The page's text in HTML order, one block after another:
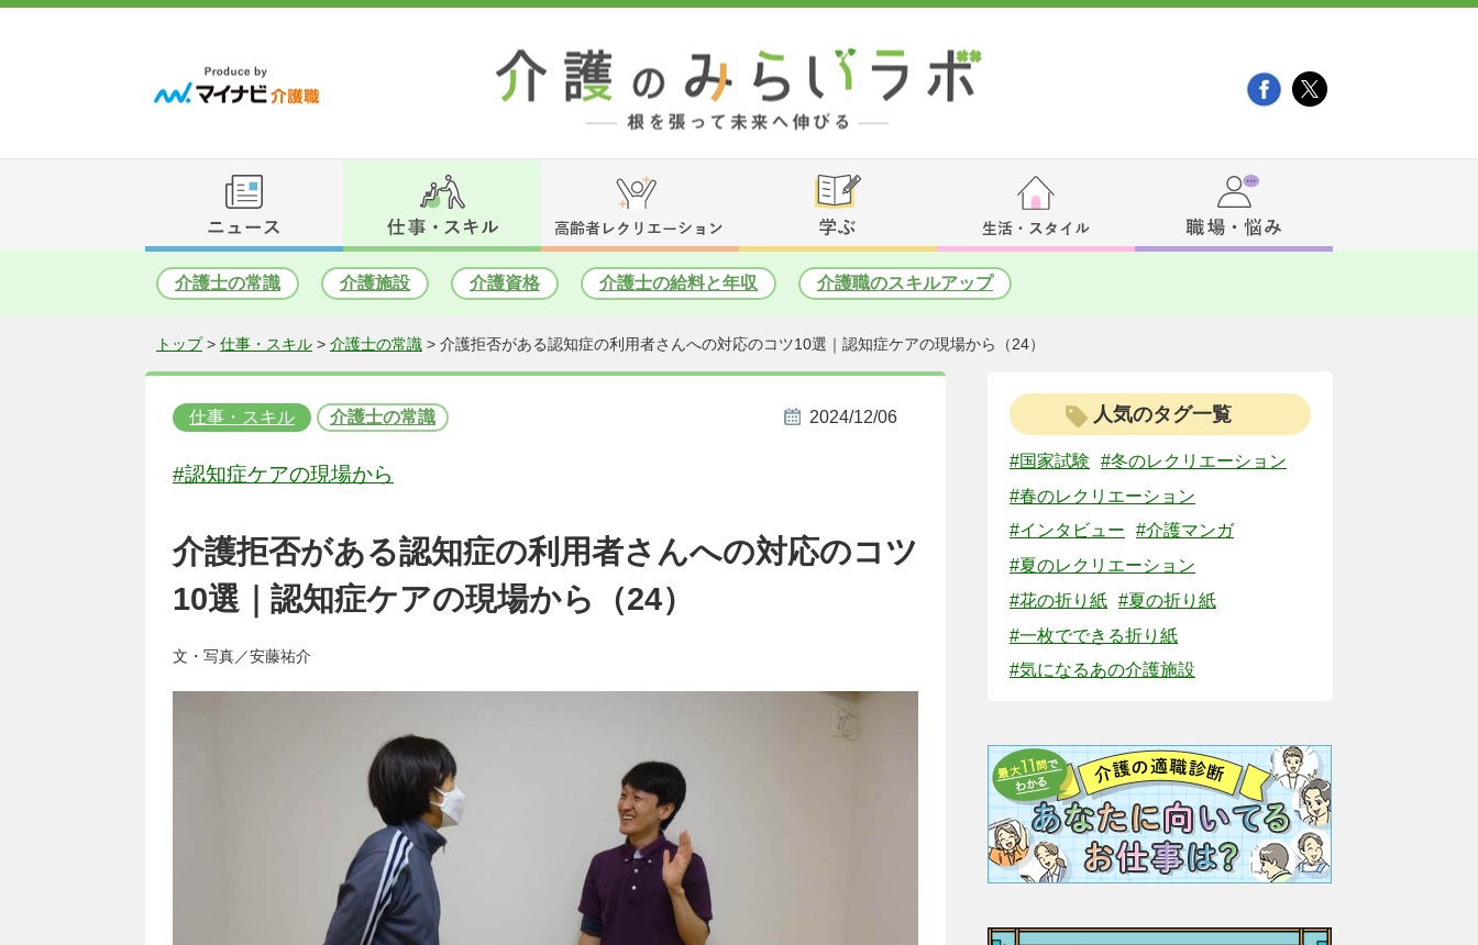
介護士の常識 介護施設 介護資格 介護士の給料と年収 介護職のスキルアップ
トップ> 仕事・スキル > 介護士の常識 > 介護拒否がある認知症の利用者さんへの対応のコツ10選｜認知症ケアの現場から（24）
仕事・スキル 介護士の常識 2024/12/06
#認知症ケアの現場から
介護拒否がある認知症の利用者さんへの対応のコツ
10選｜認知症ケアの現場から（24）
文・写真／安藤祐介
人気のタグ一覧
#国家試験
#冬のレクリエーション
#春のレクリエーション
#インタビュー
#介護マンガ
#夏のレクリエーション
#花の折り紙 #夏の折り紙
#一枚でできる折り紙
#気になるあの介護施設